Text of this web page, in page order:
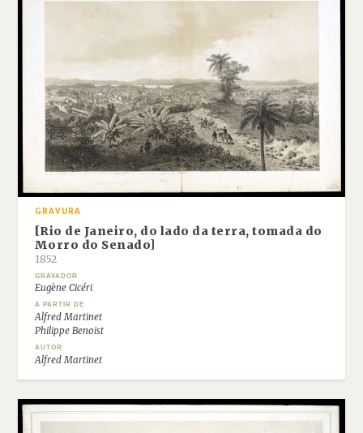
GRAVURA
[Rio de Janeiro, do lado da terra, tomada do
Morro do Senado]
1852
GRAVADOR
Eugène Cicéri
A PARTIR DE
Alfred Martinet
Philippe Benoist
AUTOR
Alfred Martinet